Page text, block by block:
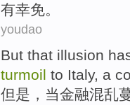
有幸免 。
youdao
But that illusion
turmoil to Italy, a
但是 ，当金融混乱